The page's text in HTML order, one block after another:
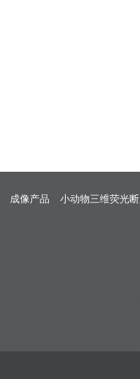
成像产品 小动物三维荧光